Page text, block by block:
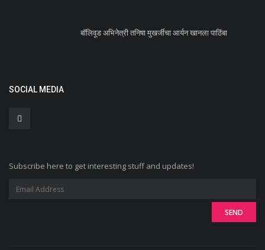
बॉलिवूड अभिनेत्री तनिषा मुखर्जीचा आर्यन खानला पाठिंबा
SOCIAL MEDIA
Subscribe here to get interesting stuff and updates!